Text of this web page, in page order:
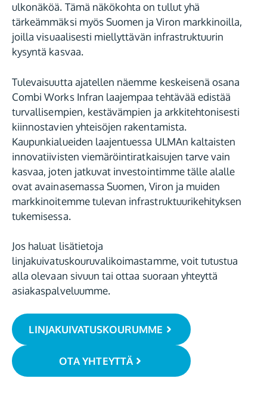
ulkonäköä. Tämä näkökohta on tullut yhä
tärkeämmäksi myös Suomen ja Viron markkinoilla,
joilla visuaalisesti miellyttävän infrastruktuurin
kysyntä kasvaa.
Tulevaisuutta ajatellen näemme keskeisenä osana
Combi Works Infran laajempaa tehtävää edistää
turvallisempien, kestävämpien ja arkkitehtonisesti
kiinnostavien yhteisöjen rakentamista.
Kaupunkialueiden laajentuessa ULMAn kaltaisten
innovatiivisten viemäröintiratkaisujen tarve vain
kasvaa, joten jatkuvat investointimme tälle alalle
ovat avainasemassa Suomen, Viron ja muiden
markkinoitemme tulevan infrastruktuurikehityksen
tukemisessa.
Jos haluat lisätietoja
linjakuivatuskouruvalikoimastamme, voit tutustua
alla olevaan sivuun tai ottaa suoraan yhteyttä
asiakaspalveluumme.
LINJAKUIVATUSKOURUMME
OTA YHTEYTTÄ